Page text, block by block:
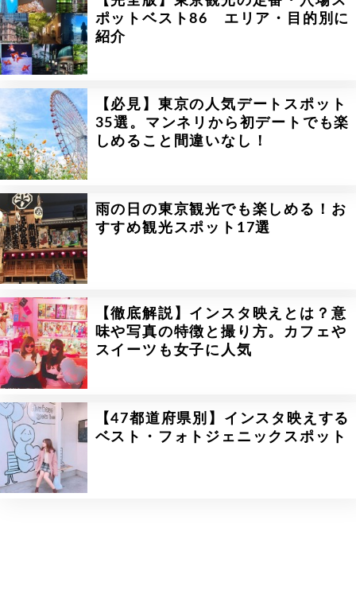
ポットベスト86 エリア・目的別に
紹介
【必見】東京の人気デートスポット
35選。マンネリから初デートでも楽
しめること間違いなし！
雨の日の東京観光でも楽しめる！お
すすめ観光スポット17選
【徹底解説】インスタ映えとは？意
味や写真の特徴と撮り方。カフェや
スイーツも女子に人気
【47都道府県別】インスタ映えする
ベスト・フォトジェニックスポット